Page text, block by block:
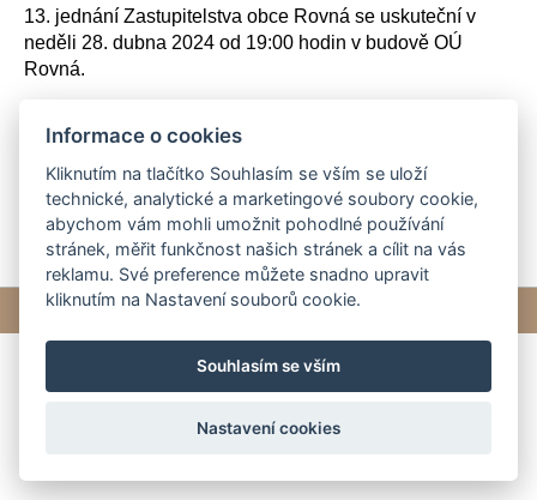
13. jednání Zastupitelstva obce Rovná se uskuteční v
neděli 28. dubna 2024 od 19:00 hodin v budově OÚ
Rovná.
pozvánka na 13. ZO 28.4.2024.pdf
© 2026 eStránky.cz | Tvorba webových stránek
Informace o cookies
Kliknutím na tlačítko Souhlasím se vším se uloží
technické, analytické a marketingové soubory cookie,
abychom vám mohli umožnit pohodlné používání
stránek, měřit funkčnost našich stránek a cílit na vás
reklamu. Své preference můžete snadno upravit
kliknutím na Nastavení souborů cookie.
Souhlasím se vším
Nastavení cookies